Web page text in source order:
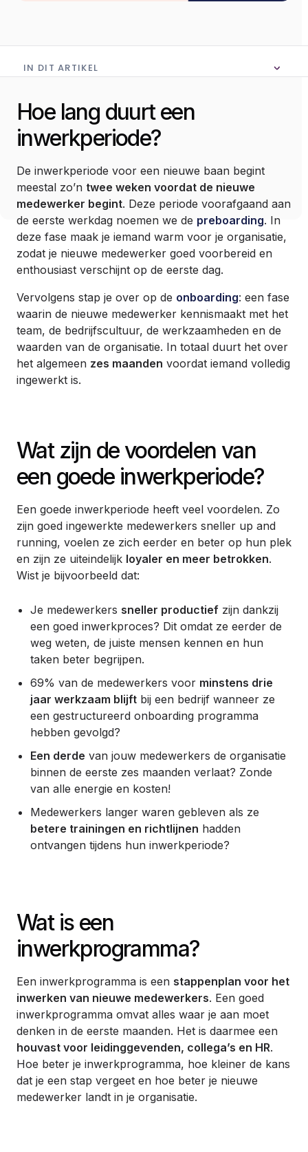
Hoe lang duurt een
inwerkperiode?
De inwerkperiode voor een nieuwe baan begint
meestal zo’n twee weken voordat de nieuwe
medewerker begint. Deze periode voorafgaand aan
de eerste werkdag noemen we de preboarding. In
deze fase maak je iemand warm voor je organisatie,
zodat je nieuwe medewerker goed voorbereid en
enthousiast verschijnt op de eerste dag.
Vervolgens stap je over op de onboarding: een fase
waarin de nieuwe medewerker kennismaakt met het
team, de bedrijfscultuur, de werkzaamheden en de
waarden van de organisatie. In totaal duurt het over
het algemeen zes maanden voordat iemand volledig
ingewerkt is.
Wat zijn de voordelen van
een goede inwerkperiode?
Een goede inwerkperiode heeft veel voordelen. Zo
zijn goed ingewerkte medewerkers sneller up and
running, voelen ze zich eerder en beter op hun plek
en zijn ze uiteindelijk loyaler en meer betrokken.
Wist je bijvoorbeeld dat:
Je medewerkers sneller productief zijn dankzij
een goed inwerkproces? Dit omdat ze eerder de
weg weten, de juiste mensen kennen en hun
taken beter begrijpen.
69% van de medewerkers voor minstens drie
jaar werkzaam blijft bij een bedrijf wanneer ze
een gestructureerd onboarding programma
hebben gevolgd?
Een derde van jouw medewerkers de organisatie
binnen de eerste zes maanden verlaat? Zonde
van alle energie en kosten!
Medewerkers langer waren gebleven als ze
betere trainingen en richtlijnen hadden
ontvangen tijdens hun inwerkperiode?
Wat is een
inwerkprogramma?
Een inwerkprogramma is een stappenplan voor het
inwerken van nieuwe medewerkers. Een goed
inwerkprogramma omvat alles waar je aan moet
denken in de eerste maanden. Het is daarmee een
houvast voor leidinggevenden, collega’s en HR.
Hoe beter je inwerkprogramma, hoe kleiner de kans
dat je een stap vergeet en hoe beter je nieuwe
medewerker landt in je organisatie.
IN DIT ARTIKEL